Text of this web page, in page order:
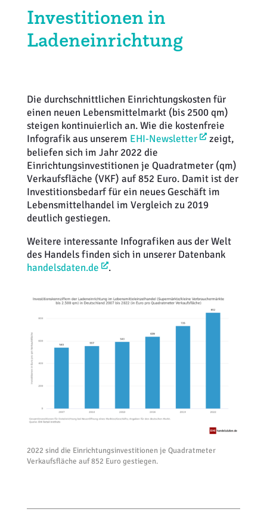
Investitionen in
Ladeneinrichtung
Die durchschnittlichen Einrichtungskosten für
einen neuen Lebensmittelmarkt (bis 2500 qm)
steigen kontinuierlich an. Wie die kostenfreie
Infografik aus unserem EHI-Newsletter
zeigt,
beliefen sich im Jahr 2022 die
Einrichtungsinvestitionen je Quadratmeter (qm)
Verkaufsfläche (VKF) auf 852 Euro. Damit ist der
Investitionsbedarf für ein neues Geschäft im
Lebensmittelhandel im Vergleich zu 2019
deutlich gestiegen.
Weitere interessante Infografiken aus der Welt
des Handels finden sich in unserer Datenbank
handelsdaten.de
.
2022 sind die Einrichtungsinvestitionen je Quadratmeter
Verkaufsfläche auf 852 Euro gestiegen.
Weiterbildung
Marktmacher
Inventurdifferenzen + Sicherheit
KI + Robotics
Ladenplanung + Einrichtung
Logistik + Verpackung
Marketing
Payment
Public Relations
EHI LAB
Mitglieder